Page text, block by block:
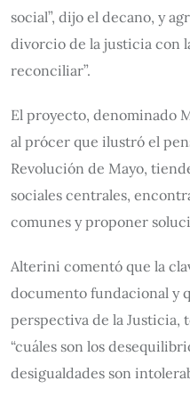
social”, dijo el decano, y
divorcio de la justicia con
reconciliar”.
El proyecto, denominado
al prócer que ilustró el
Revolución de Mayo,
sociales centrales,
comunes y proponer
Alterini comentó que la
documento fundacional y
perspectiva de la Justicia,
“cuáles son los
desigualdades son